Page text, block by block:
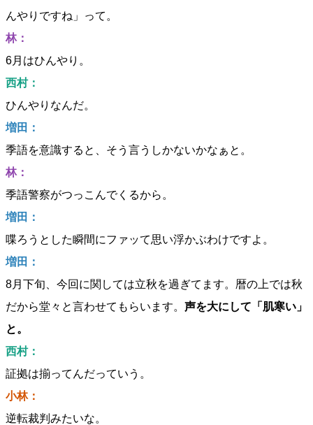
んやりですね」って。
林：
6月はひんやり。
西村：
ひんやりなんだ。
増田：
季語を意識すると、そう言うしかないかなぁと。
林：
季語警察がつっこんでくるから。
増田：
喋ろうとした瞬間にファッて思い浮かぶわけですよ。
増田：
8月下旬、今回に関しては立秋を過ぎてます。暦の上では秋
だから堂々と言わせてもらいます。 声を大にして「肌寒い」
と。
西村：
証拠は揃ってんだっていう。
小林：
逆転裁判みたいな。